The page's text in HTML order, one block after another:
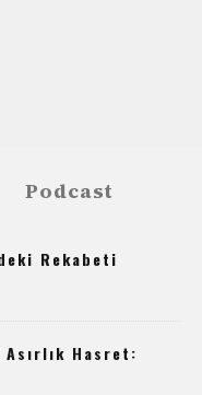
Podcast
Rekabeti
Hasret: